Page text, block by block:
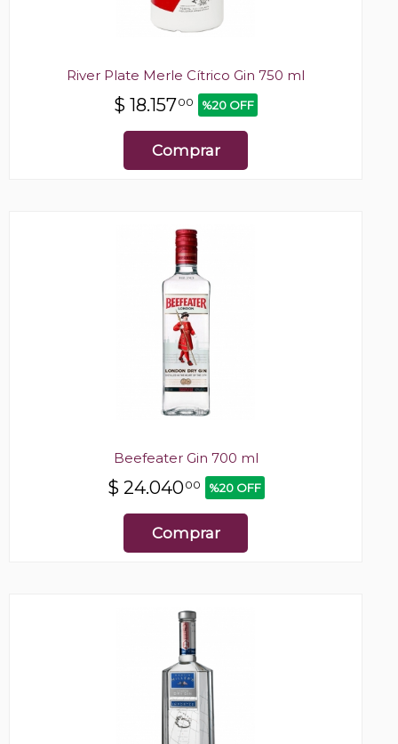
River Plate Merle Cítrico Gin 750 ml
$ 18.15700 %20 OFF
Comprar
Beefeater Gin 700 ml
$ 24.04000 %20 OFF
Comprar